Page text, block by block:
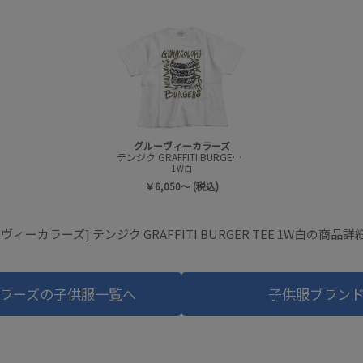
グルーヴィーカラーズ
テンジク GRAFFITI BURGER TEE
1W白
￥6,050～ (税込)
ィーカラーズ] テンジク GRAFFITI BURGER TEE 1W白の商品詳
ーズの子供服一覧へ 子供服ブラン